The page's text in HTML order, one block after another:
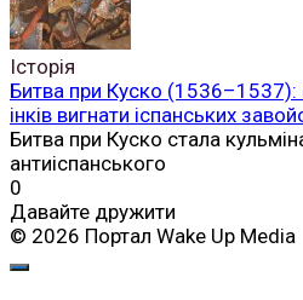
Історія
Битва при Куско (1536–1537):
інків вигнати іспанських
Битва при Куско стала
антиіспанського
0
Давайте дружити
© 2026 Портал Wake Up Media